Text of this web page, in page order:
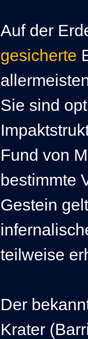
Auf der
gesicherte
Sie sind
Fund von
bestimmte
Gestein
teilweise
Der
Krater